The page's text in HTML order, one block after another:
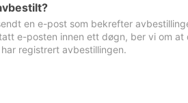
en e-post som bekrefter
e-posten innen ett døgn, ber vi om at
registrert avbestillingen.